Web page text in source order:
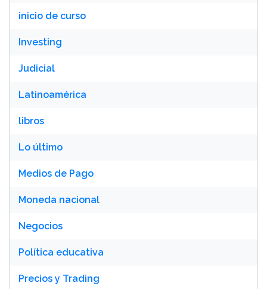
inicio de curso
Investing
Judicial
Latinoamérica
libros
Lo último
Medios de Pago
Moneda nacional
Negocios
Política educativa
Precios y Trading